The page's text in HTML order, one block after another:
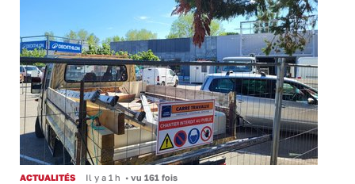
ACTUALITÉS Il y a 1 h • vu 161 fois